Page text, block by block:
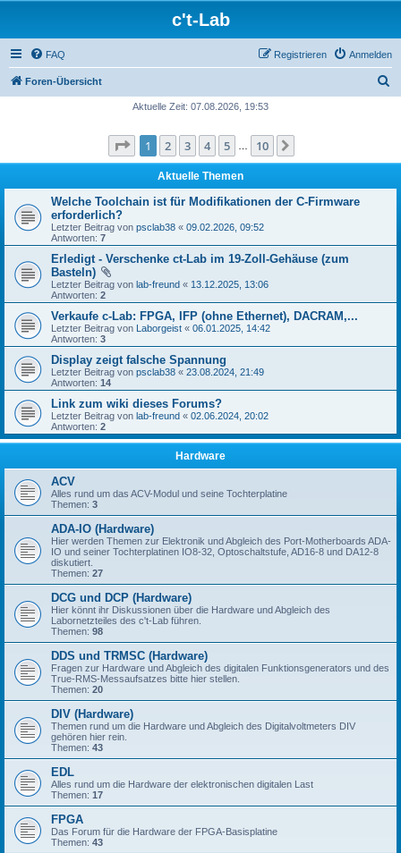
c't-Lab
FAQ Anmelden
Registrieren
Foren-Übersicht
e
Aktuelle Zeit: 07.08.2026, 19:53
Seite 1von 10
1 2 3 4 5 10
Aktuelle Themen
Welche Toolchain ist für Modifikationen der C-Firmware
erforderlich?
Letzter Beitrag von psclab38 « 09.02.2026, 09:52
Antworten: 7
Erledigt - Verschenke ct-Lab im 19-Zoll-Gehäuse (zum
Basteln)
Letzter Beitrag von lab-freund « 13.12.2025, 13:06
Antworten: 2
Verkaufe c-Lab: FPGA, IFP (ohne Ethernet), DACRAM,...
Letzter Beitrag von Laborgeist « 06.01.2025, 14:42
Antworten: 3
Display zeigt falsche Spannung
Letzter Beitrag von psclab38 « 23.08.2024, 21:49
Antworten: 14
Link zum wiki dieses Forums?
Letzter Beitrag von lab-freund « 02.06.2024, 20:02
Antworten: 2
Hardware
ACV
Alles rund um das ACV-Modul und seine Tochterplatine
Themen: 3
ADA-IO (Hardware)
Hier werden Themen zur Elektronik und Abgleich des Port-Motherboards ADA-
IO und seiner Tochterplatinen IO8-32, Optoschaltstufe, AD16-8 und DA12-8
diskutiert.
Themen: 27
DCG und DCP (Hardware)
Hier könnt ihr Diskussionen über die Hardware und Abgleich des
Labornetzteiles des c't-Lab führen.
Themen: 98
DDS und TRMSC (Hardware)
Fragen zur Hardware und Abgleich des digitalen Funktionsgenerators und des
True-RMS-Messaufsatzes bitte hier stellen.
Themen: 20
DIV (Hardware)
Themen rund um die Hardware und Abgleich des Digitalvoltmeters DIV
gehören hier rein.
Themen: 43
EDL
Alles rund um die Hardware der elektronischen digitalen Last
Themen: 17
FPGA
Das Forum für die Hardware der FPGA-Basisplatine
Themen: 43